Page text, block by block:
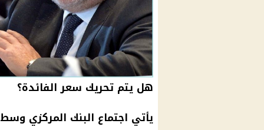
هل يتم تحريك سعر الفائدة؟
يأتي اجتماع البنك المركزي